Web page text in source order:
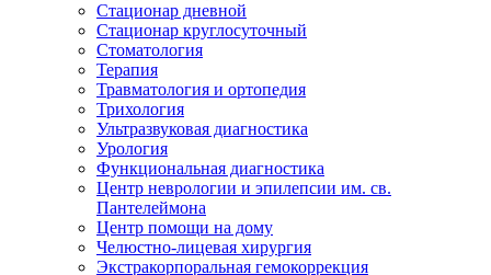
Стационар дневной
Стационар круглосуточный
Стоматология
Терапия
Травматология и ортопедия
Трихология
Ультразвуковая диагностика
Урология
Функциональная диагностика
Центр неврологии и эпилепсии им. св.
Пантелеймона
Центр помощи на дому
Челюстно-лицевая хирургия
Экстракорпоральная гемокоррекция